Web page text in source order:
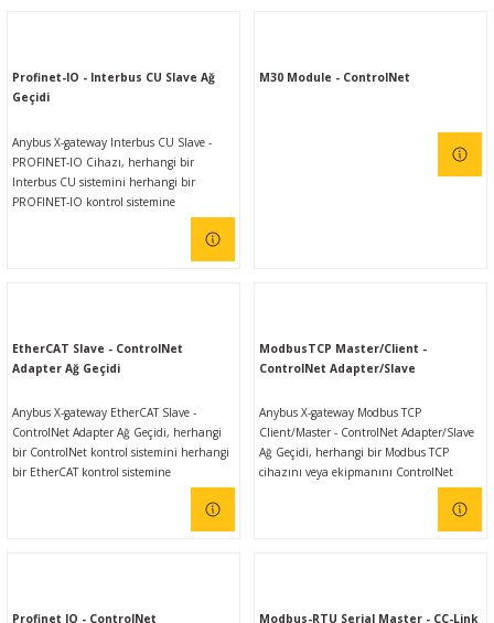
Profinet-IO - Interbus CU Slave Ağ
Geçidi
Anybus X-gateway Interbus CU Slave -
PROFINET-IO Cihazı, herhangi bir
Interbus CU sistemini herhangi bir
PROFINET-IO kontrol sistemine
bağlamanızı sağlar. Anybus ağ geçitleri,
kullanımı kolay olmasının yanı sıra farklı
endüstriyel ağlar arasında güvenilir,
M30 Module - ControlNet
EtherCAT Slave - ControlNet
Adapter Ağ Geçidi
Anybus X-gateway EtherCAT Slave -
ControlNet Adapter Ağ Geçidi, herhangi
bir ControlNet kontrol sistemini herhangi
bir EtherCAT kontrol sistemine
bağlamanızı sağlar. Anybus ağ geçitleri,
kullanımı kolay olmasının yanı sıra farklı
endüstriyel ağlar arasında güvenilir,
ModbusTCP Master/Client -
ControlNet Adapter/Slave
Anybus X-gateway Modbus TCP
Client/Master - ControlNet Adapter/Slave
Ağ Geçidi, herhangi bir Modbus TCP
cihazını veya ekipmanını ControlNet
kontrol sistemlerine bağlamanızı sağlar.
Mevcut bir Modbus TCP kontrol sisteminin
olmadığı durumlarda kullanılabilir.
yüksek hızlı veri aktarımı sağlar.
Profinet IO - ControlNet
Modbus-RTU Serial Master - CC-Link